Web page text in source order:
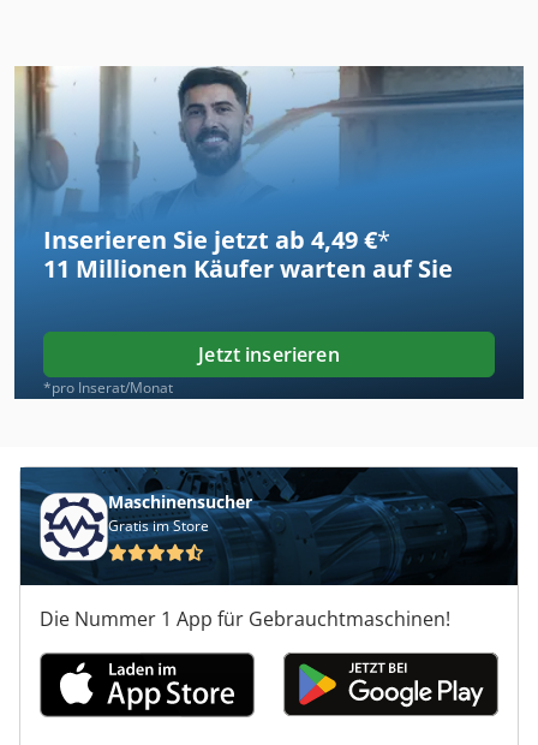
Inserieren Sie jetzt ab 4,49 €*
11 Millionen Käufer warten auf Sie
Jetzt inserieren
*pro Inserat/Monat
Maschinensucher
Gratis im Store
Die Nummer 1 App für Gebrauchtmaschinen!